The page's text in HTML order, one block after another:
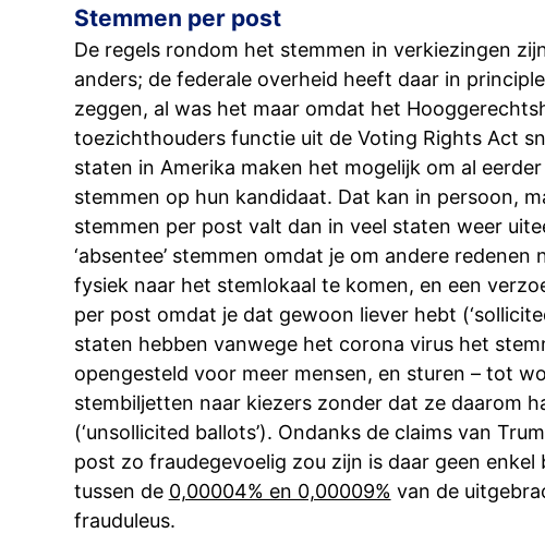
Stemmen per post
De regels rondom het stemmen in verkiezingen
anders; de federale overheid heeft daar in
zeggen, al was het maar omdat het
toezichthouders functie uit de Voting Rights Act
staten in Amerika maken het mogelijk om al
stemmen op hun kandidaat. Dat kan in persoon,
stemmen per post valt dan in veel staten weer
‘absentee’ stemmen omdat je om andere
fysiek naar het stemlokaal te komen, en een
per post omdat je dat gewoon liever hebt
staten hebben vanwege het corona virus het
opengesteld voor meer mensen, en sturen – tot
stembiljetten naar kiezers zonder dat ze daarom
(‘unsollicited ballots’). Ondanks de claims van
post zo fraudegevoelig zou zijn is daar geen enkel
tussen de 0,00004% en 0,00009% van de
frauduleus.